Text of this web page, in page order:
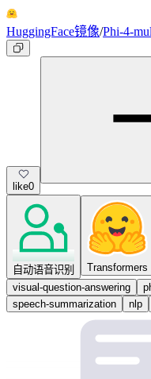
HuggingFace镜像/Phi-4-
like0
自动语音识别 Transformers
visual-question-answering
speech-summarization
nlp